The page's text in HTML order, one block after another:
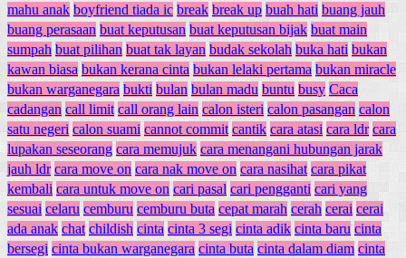
mahu anak boyfriend tiada ic break break up buah hati buang jauh
buang perasaan buat keputusan buat keputusan bijak buat main
sumpah buat pilihan buat tak layan budak sekolah buka hati bukan
kawan biasa bukan kerana cinta bukan lelaki pertama bukan miracle
bukan warganegara bukti bulan bulan madu buntu busy Caca
cadangan call limit call orang lain calon isteri calon pasangan calon
satu negeri calon suami cannot commit cantik cara atasi cara ldr cara
lupakan seseorang cara memujuk cara menangani hubungan jarak
jauh ldr cara move on cara nak move on cara nasihat cara pikat
kembali cara untuk move on cari pasal cari pengganti cari yang
sesuai celaru cemburu cemburu buta cepat marah cerah cerai cerai
ada anak chat childish cinta cinta 3 segi cinta adik cinta baru cinta
bersegi cinta bukan warganegara cinta buta cinta dalam diam cinta